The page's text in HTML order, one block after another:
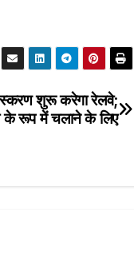
शुरू करेगा रेलवे;
के रूप में चलाने के लिए